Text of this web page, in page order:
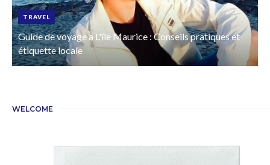
TRAVEL
Guide de voyage a L'île Maurice : Conseils pratiques et
étiquette locale
WELCOME